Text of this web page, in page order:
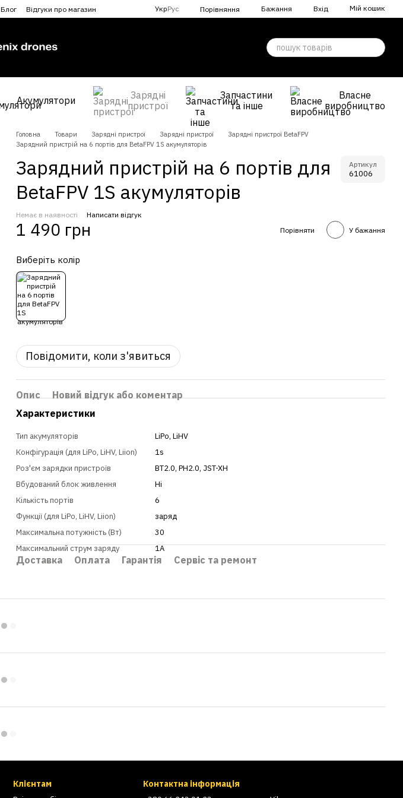
Блог
Відгуки про магазин
УкрРус Порівняння Бажання Вхід Мій кошик
Акумулятори
Зарядні
пристрої
Запчастини
та інше
Власне
виробництво
Головна Товари Зарядні пристрої Зарядні пристрої
Зарядні пристрої BetaFPV
Зарядний пристрій на 6 портів для BetaFPV 1S акумуляторів
Зарядний пристрій на 6 портів для
BetaFPV 1S акумуляторів
Артикул
61006
Немає в наявності Написати відгук
1 490 грн Порівняти У бажання
Виберіть колір
Повідомити, коли з'явиться
Опис
Новий відгук або коментар
Характеристики
Тип акумуляторів LiPo, LiHV
Конфігурація (для LiPo, LiHV, Liion)
1s
Роз'єм зарядки пристроїв
BT2.0, PH2.0, JST-XH
Вбудований блок живлення
Ні
Кількість портів
6
Функції (для LiPo, LiHV, Liion)
заряд
Максимальна потужність (Вт)
30
Максимальний струм заряду
1A
Доставка Оплата Гарантія Сервіс та ремонт
Клієнтам Контактна інформація